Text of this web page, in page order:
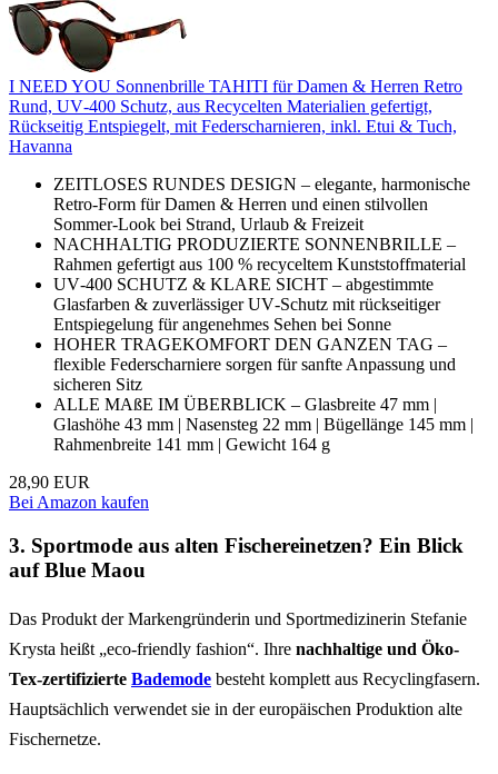
I NEED YOU Sonnenbrille TAHITI für Damen & Herren Retro
Rund, UV‑400 Schutz, aus Recycelten Materialien gefertigt,
Rückseitig Entspiegelt, mit Federscharnieren, inkl. Etui & Tuch,
Havanna
ZEITLOSES RUNDES DESIGN – elegante, harmonische
Retro‑Form für Damen & Herren und einen stilvollen
Sommer‑Look bei Strand, Urlaub & Freizeit
NACHHALTIG PRODUZIERTE SONNENBRILLE –
Rahmen gefertigt aus 100 % recyceltem Kunststoffmaterial
UV‑400 SCHUTZ & KLARE SICHT – abgestimmte
Glasfarben & zuverlässiger UV‑Schutz mit rückseitiger
Entspiegelung für angenehmes Sehen bei Sonne
HOHER TRAGEKOMFORT DEN GANZEN TAG –
flexible Federscharniere sorgen für sanfte Anpassung und
sicheren Sitz
ALLE MAßE IM ÜBERBLICK – Glasbreite 47 mm |
Glashöhe 43 mm | Nasensteg 22 mm | Bügellänge 145 mm |
Rahmenbreite 141 mm | Gewicht 164 g
28,90 EUR
Bei Amazon kaufen
3. Sportmode aus alten Fischereinetzen? Ein Blick
auf Blue Maou
Das Produkt der Markengründerin und Sportmedizinerin Stefanie
Krysta heißt „eco-friendly fashion“. Ihre nachhaltige und Öko-
Tex-zertifizierte Bademode besteht komplett aus Recyclingfasern.
Hauptsächlich verwendet sie in der europäischen Produktion alte
Fischernetze.